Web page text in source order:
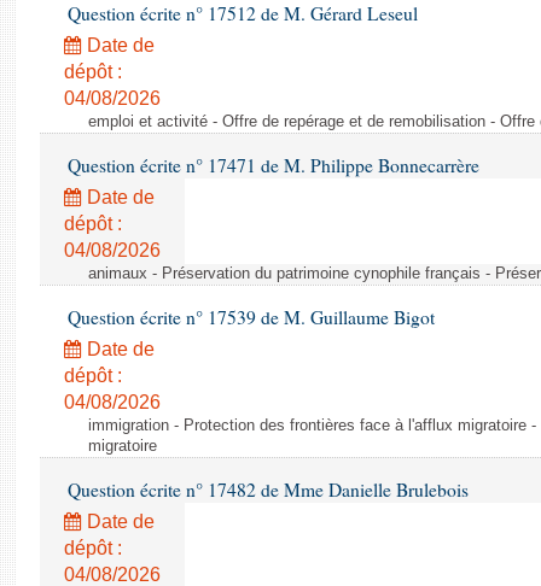
Question écrite n° 17512 de M. Gérard Leseul
Date de
dépôt :
04/08/2026
emploi et activité - Offre de repérage et de remobilisation -
Question écrite n° 17471 de M. Philippe Bonnecarrère
Date de
dépôt :
04/08/2026
animaux - Préservation du patrimoine cynophile français -
Question écrite n° 17539 de M. Guillaume Bigot
Date de
dépôt :
04/08/2026
immigration - Protection des frontières face à l'afflux migratoire
migratoire
Question écrite n° 17482 de Mme Danielle Brulebois
Date de
dépôt :
04/08/2026